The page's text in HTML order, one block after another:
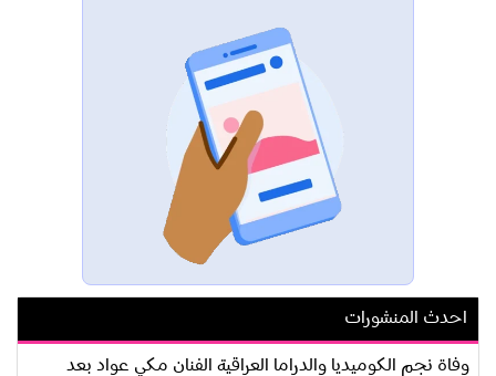
احدث المنشورات
وفاة نجم الكوميديا والدراما العراقية الفنان مكي عواد بعد